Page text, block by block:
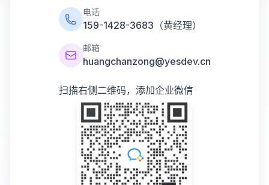
电话
159-1428-3683（黄经理）
邮箱
huangchanzong@yesdev.cn
扫描右侧二维码，添加企业微信